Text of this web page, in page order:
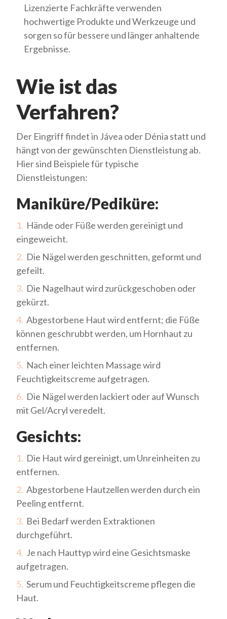
Lizenzierte Fachkräfte verwenden
hochwertige Produkte und Werkzeuge und
sorgen so für bessere und länger anhaltende
Ergebnisse.
Wie ist das
Verfahren?
Der Eingriff findet in Jávea oder Dénia statt und
hängt von der gewünschten Dienstleistung ab.
Hier sind Beispiele für typische
Dienstleistungen:
Maniküre/Pediküre:
Hände oder Füße werden gereinigt und
eingeweicht.
Die Nägel werden geschnitten, geformt und
gefeilt.
Die Nagelhaut wird zurückgeschoben oder
gekürzt.
Abgestorbene Haut wird entfernt; die Füße
können geschrubbt werden, um Hornhaut zu
entfernen.
Nach einer leichten Massage wird
Feuchtigkeitscreme aufgetragen.
Die Nägel werden lackiert oder auf Wunsch
mit Gel/Acryl veredelt.
Gesichts:
Die Haut wird gereinigt, um Unreinheiten zu
entfernen.
Abgestorbene Hautzellen werden durch ein
Peeling entfernt.
Bei Bedarf werden Extraktionen
durchgeführt.
Je nach Hauttyp wird eine Gesichtsmaske
aufgetragen.
Serum und Feuchtigkeitscreme pflegen die
Haut.